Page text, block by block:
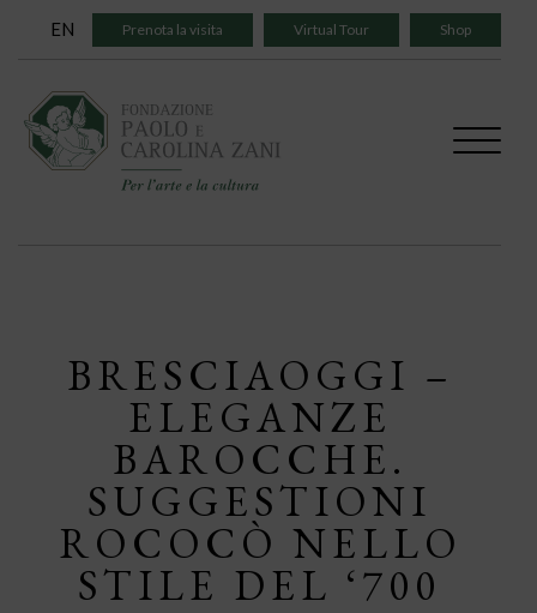
EN Prenota la visita Virtual Tour Shop
BRESCIAOGGI –
ELEGANZE
BAROCCHE.
SUGGESTIONI
ROCOCÒ NELLO
STILE DEL ‘700